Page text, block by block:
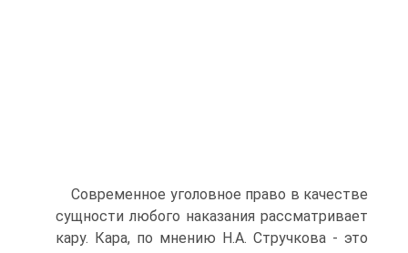
Современное уголовное право в качестве
сущности любого наказания рассматривает
кару. Кара, по мнению Н.А. Стручкова - это